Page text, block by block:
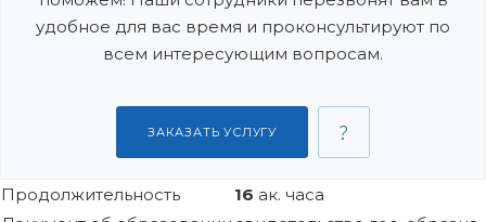
удобное для вас время и проконсультируют по
всем интересующим вопросам.
ЗАКАЗАТЬ УСЛУГУ
Продолжительность 16 ак. часа